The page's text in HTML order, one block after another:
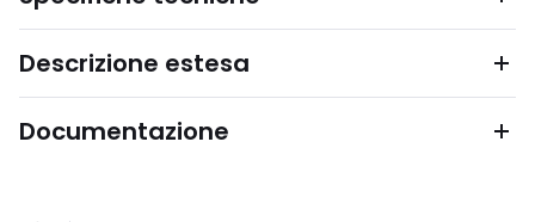
Descrizione estesa
Documentazione